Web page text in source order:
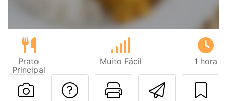
Prato
Principal
Muito Fácil 1 hora
Imprima
Falar com o autor